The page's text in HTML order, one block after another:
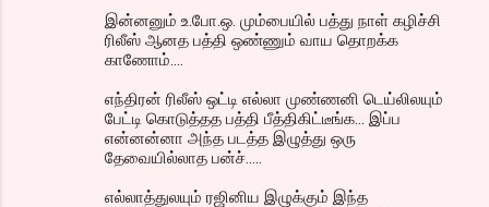
இன்னனும் உ.போ.ஒ. மும்பையில் பத்து நாள் கழிச்சி
ரிலீஸ் ஆனத பத்தி ஒண்ணும் வாய தொறக்க
காணோம்....
எந்திரன் ரிலீஸ் ஒட்டி எல்லா முண்ணனி டெய்லிலயும்
பேட்டி கொடுத்தத பத்தி பீத்திகிட்டீங்க... இப்ப
என்னன்னா அந்த படத்த இழுத்து ஒரு
தேவையில்லாத பன்ச்.....
எல்லாத்துலயும் ரஜினிய இழுக்கும் இந்த